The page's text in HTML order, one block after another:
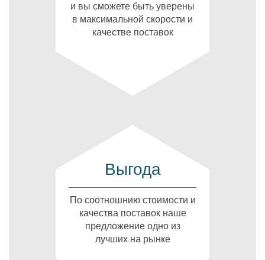
и вы сможете быть уверены
в максимальной скорости и
качестве поставок
Выгода
По соотношнию стоимости и
качества поставок наше
предложение одно из
лучших на рынке